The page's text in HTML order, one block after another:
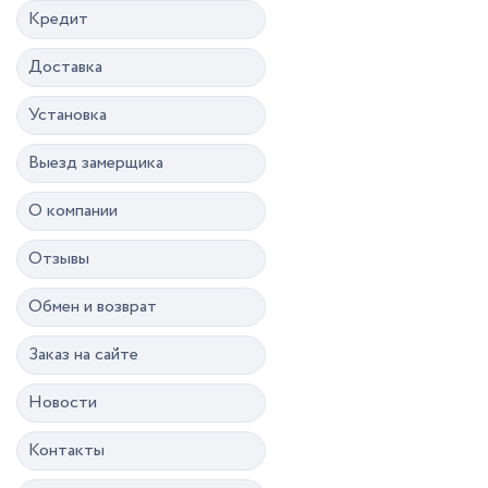
Кредит
Доставка
Установка
Выезд замерщика
О компании
Отзывы
Обмен и возврат
Заказ на сайте
Новости
Контакты